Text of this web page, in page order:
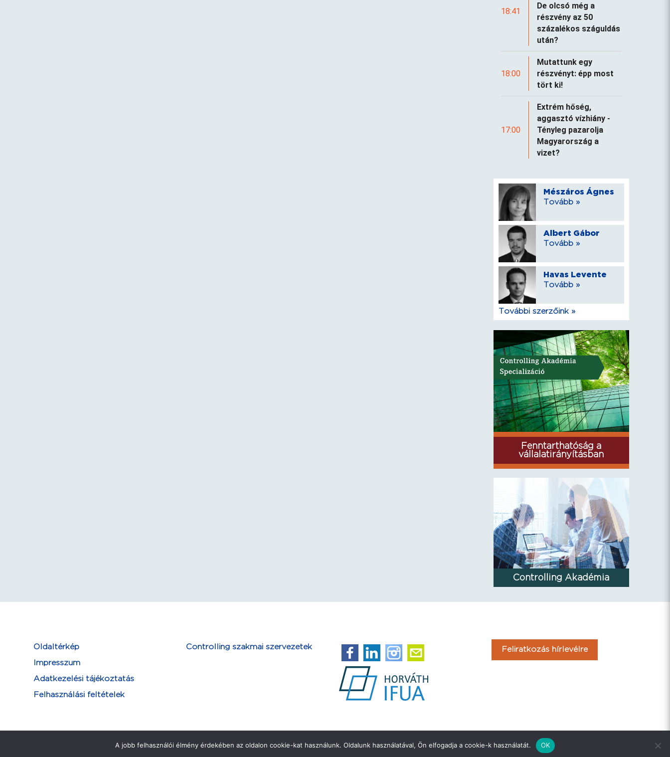
18:41
De olcsó még a
részvény az 50
százalékos száguldás
után?
18:00
Mutattunk egy
részvényt: épp most
tört ki!
17:00
Extrém hőség,
aggasztó vízhiány -
Tényleg pazarolja
Magyarország a
vizet?
Mészáros Ágnes
Tovább »
Albert Gábor
Tovább »
Havas Levente
Tovább »
További szerzőink »
Fenntarthatóság a
vállalatirányításban
Controlling Akadémia
Oldaltérkép
Impresszum
Adatkezelési tájékoztatás
Felhasználási feltételek
Controlling szakmai szervezetek Feliratkozás hírlevélre
Copyright ©2026 IFUA Horváth & Partners Kft.
A jobb felhasználói élmény érdekében az oldalon cookie-kat használunk. Oldalunk használatával, Ön elfogadja a cookie-k használatát. OK